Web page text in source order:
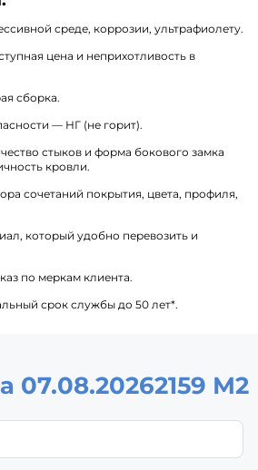
среде, коррозии, ультрафиолету.
цена и неприхотливость в
сборка.
— НГ (не горит).
стыков и форма бокового замка
кровли.
сочетаний покрытия, цвета, профиля,
который удобно перевозить и
по меркам клиента.
срок службы до 50 лет*.
07.08.20262159 М2